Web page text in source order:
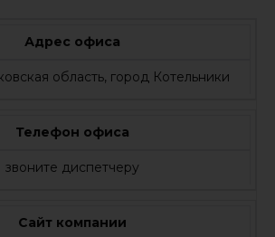
Адрес офиса
область, город Котельники
Телефон офиса
звоните диспетчеру
Сайт компании